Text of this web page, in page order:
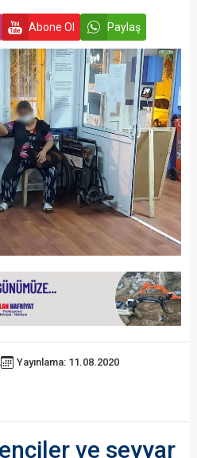
Abone Ol Paylaş
Yayınlama: 11.08.2020
ve seyyar